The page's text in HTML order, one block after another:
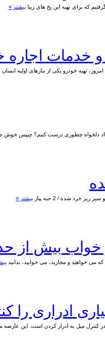
بیشتر »
خدمات اجاره
تهیه خودرو یکی از نیازهای اولیه
دلخواه چطوری درست کنیم؟ چیپس
خرد شده / 2 حبه پیاز بیشتر »
خواب بیش از
می خواهید و مجازید، می خوابید، بدانید
ادراری را
در کنترل میل به ادرار کردن است. این عارضه